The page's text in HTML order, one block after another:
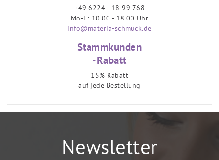
+49 6224 - 18 99 768
Mo-Fr 10.00 - 18.00 Uhr
info@materia-schmuck.de
Stammkunden
-Rabatt
15% Rabatt
auf jede Bestellung
Newsletter